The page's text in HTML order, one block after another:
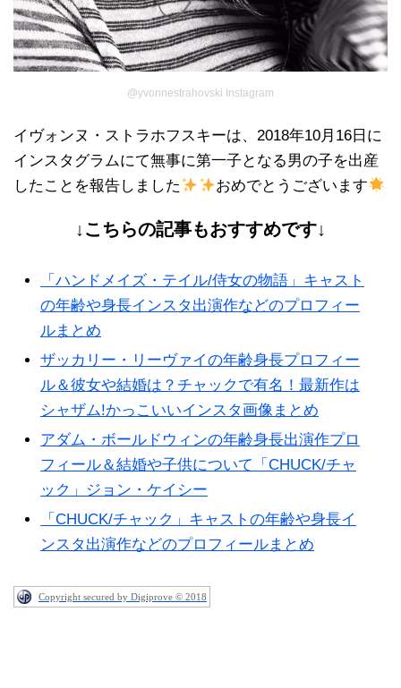
@yvonnestrahovski Instagram
イヴォンヌ・ストラホフスキーは、2018年10月16日に
インスタグラムにて無事に第一子となる男の子を出産
したことを報告しました
おめでとうございます
↓こちらの記事もおすすめです↓
「ハンドメイズ・テイル/侍女の物語」キャスト
の年齢や身長インスタ出演作などのプロフィー
ルまとめ
ザッカリー・リーヴァイの年齢身長プロフィー
ル＆彼女や結婚は？チャックで有名！最新作は
シャザム!かっこいいインスタ画像まとめ
アダム・ボールドウィンの年齢身長出演作プロ
フィール＆結婚や子供について「CHUCK/チャ
ック」ジョン・ケイシー
「CHUCK/チャック」キャストの年齢や身長イ
ンスタ出演作などのプロフィールまとめ
Copyright secured by Digiprove © 2018